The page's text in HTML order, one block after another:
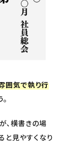
囲気で執り行
、横書きの場
と見やすくなり